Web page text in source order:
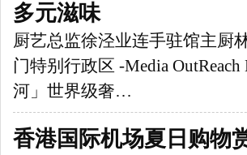
多元滋味
厨艺总监徐泾业连手驻馆主厨
门特别行政区 -Media
河」世界级奢…
香港国际机场夏日购物